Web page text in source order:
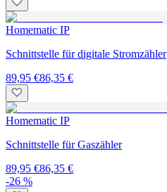
Homematic IP
Schnittstelle für digitale Stromzähler
89,95 €86,35 €
Homematic IP
Schnittstelle für Gaszähler
89,95 €86,35 €
-26 %